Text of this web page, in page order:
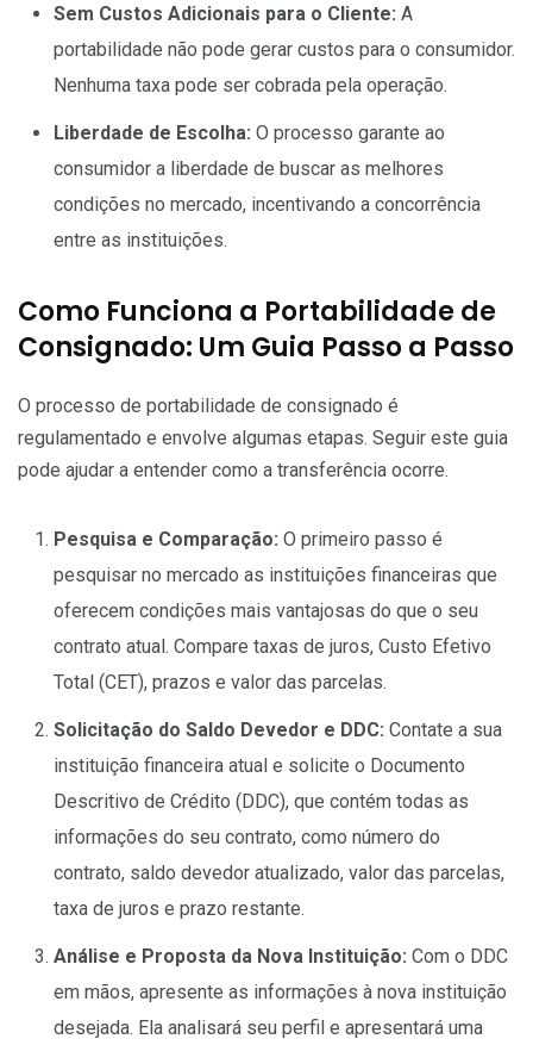
Sem Custos Adicionais para o Cliente: A
portabilidade não pode gerar custos para o consumidor.
Nenhuma taxa pode ser cobrada pela operação.
Liberdade de Escolha: O processo garante ao
consumidor a liberdade de buscar as melhores
condições no mercado, incentivando a concorrência
entre as instituições.
Como Funciona a Portabilidade de
Consignado: Um Guia Passo a Passo
O processo de portabilidade de consignado é
regulamentado e envolve algumas etapas. Seguir este guia
pode ajudar a entender como a transferência ocorre.
Pesquisa e Comparação: O primeiro passo é
pesquisar no mercado as instituições financeiras que
oferecem condições mais vantajosas do que o seu
contrato atual. Compare taxas de juros, Custo Efetivo
Total (CET), prazos e valor das parcelas.
Solicitação do Saldo Devedor e DDC: Contate a sua
instituição financeira atual e solicite o Documento
Descritivo de Crédito (DDC), que contém todas as
informações do seu contrato, como número do
contrato, saldo devedor atualizado, valor das parcelas,
taxa de juros e prazo restante.
Análise e Proposta da Nova Instituição: Com o DDC
em mãos, apresente as informações à nova instituição
desejada. Ela analisará seu perfil e apresentará uma